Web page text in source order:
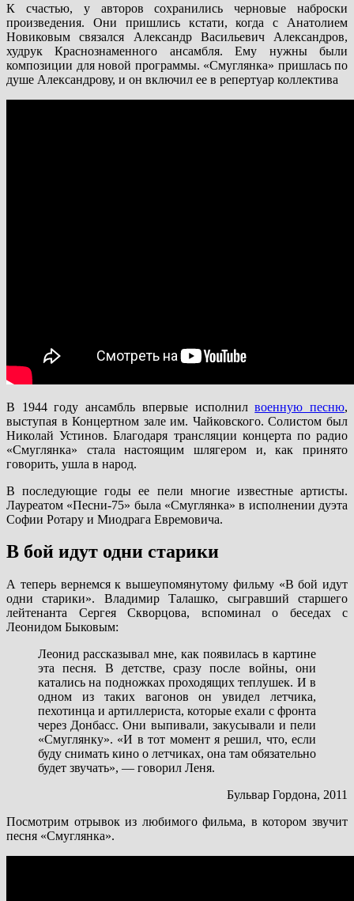
К счастью, у авторов сохранились черновые наброски
произведения. Они пришлись кстати, когда с Анатолием
Новиковым связался Александр Васильевич Александров,
худрук Краснознаменного ансамбля. Ему нужны были
композиции для новой программы. «Смуглянка» пришлась по
душе Александрову, и он включил ее в репертуар коллектива
В 1944 году ансамбль впервые исполнилвоенную песню,
выступая в Концертном зале им. Чайковского. Солистом был
Николай Устинов. Благодаря трансляции концерта по радио
«Смуглянка» стала настоящим шлягером и, как принято
говорить, ушла в народ.
В последующие годы ее пели многие известные артисты.
Лауреатом «Песни-75» была «Смуглянка» в исполнении дуэта
Софии Ротару и Миодрага Евремовича.
В бой идут одни старики
А теперь вернемся к вышеупомянутому фильму «В бой идут
одни старики». Владимир Талашко, сыгравший старшего
лейтенанта Сергея Скворцова, вспоминал о беседах с
Леонидом Быковым:
Леонид рассказывал мне, как появилась в картине
эта песня. В детстве, сразу после войны, они
катались на подножках проходящих теплушек. И в
одном из таких вагонов он увидел летчика,
пехотинца и артиллериста, которые ехали с фронта
через Донбасс. Они выпивали, закусывали и пели
«Смуглянку». «И в тот момент я решил, что, если
буду снимать кино о летчиках, она там обязательно
будет звучать», — говорил Леня.
Бульвар Гордона, 2011
Посмотрим отрывок из любимого фильма, в котором звучит
песня «Смуглянка».